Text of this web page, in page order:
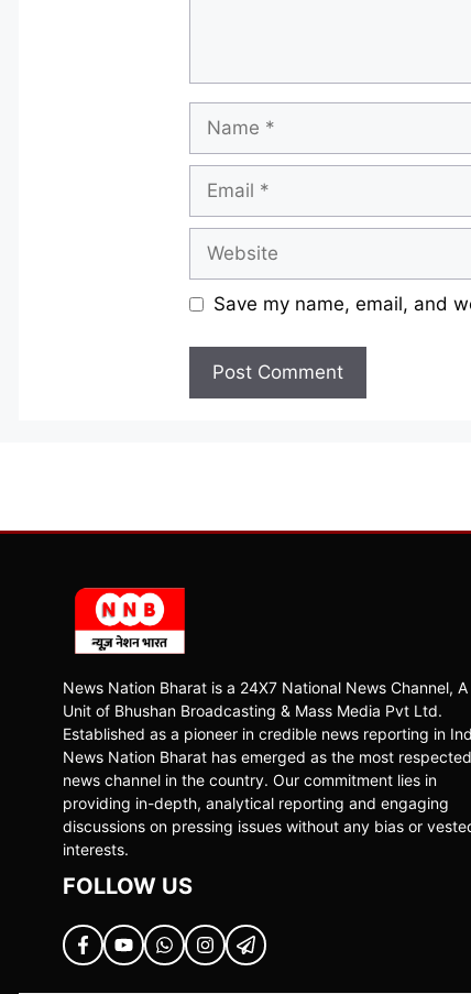
Name
Email
Website
Save my name, email, and
News Nation Bharat is a 24X7 National News Channel, A
Unit of Bhushan Broadcasting & Mass Media Pvt Ltd.
Established as a pioneer in credible news reporting in
News Nation Bharat has emerged as the most respected
news channel in the country. Our commitment lies in
providing in-depth, analytical reporting and engaging
discussions on pressing issues without any bias or
interests.
FOLLOW US